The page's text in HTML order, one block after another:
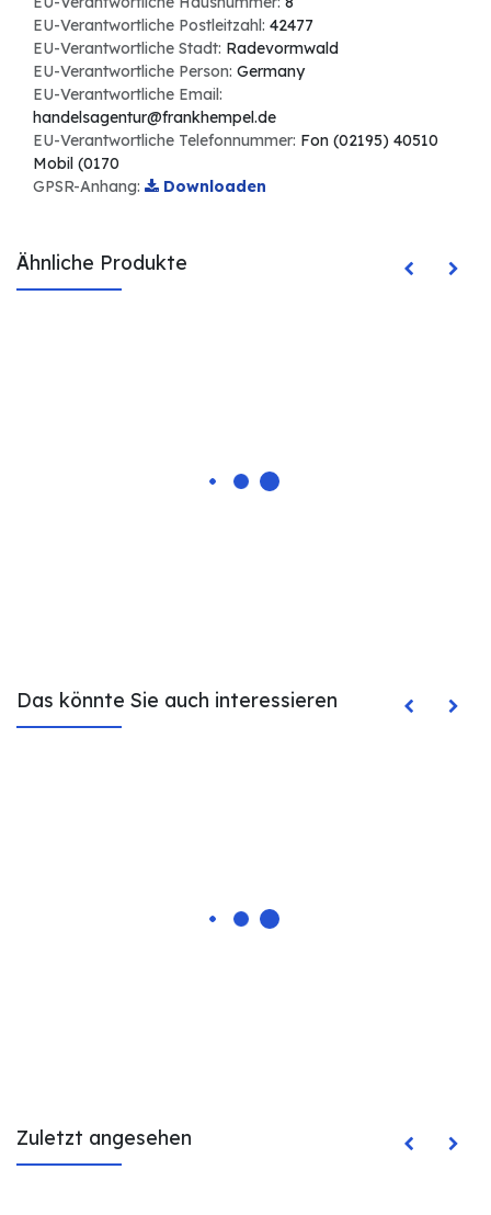
EU-Verantwortliche Postleitzahl: 42477
EU-Verantwortliche Stadt: Radevormwald
EU-Verantwortliche Person: Germany
EU-Verantwortliche Email:
handelsagentur@frankhempel.de
EU-Verantwortliche Telefonnummer: Fon (02195) 40510
Mobil (0170
GPSR-Anhang:
Downloaden
Ähnliche Produkte
Das könnte Sie auch interessieren
Zuletzt angesehen